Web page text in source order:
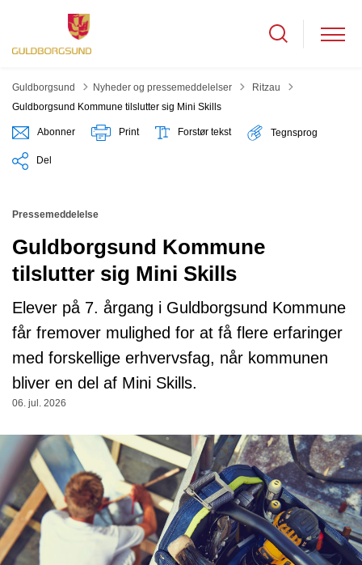
Guldborgsund Nyheder og pressemeddelelser Tilbage til
Ritzau
Guldborgsund Kommune tilslutter sig Mini Skills
Abonner Print Forstør tekst Tegnsprog
Del
Pressemeddelelse
Guldborgsund Kommune
tilslutter sig Mini Skills
Elever på 7. årgang i Guldborgsund Kommune
får fremover mulighed for at få flere erfaringer
med forskellige erhvervsfag, når kommunen
bliver en del af Mini Skills.
06. jul. 2026